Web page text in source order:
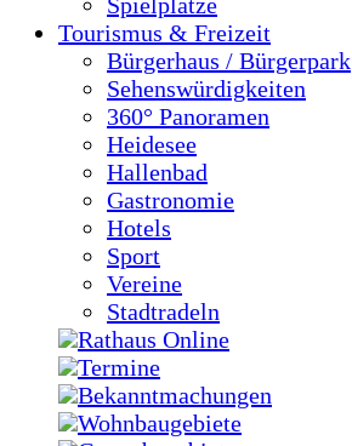
Tourismus & Freizeit
Bürgerhaus / Bürgerpark
Sehenswürdigkeiten
360° Panoramen
Heidesee
Hallenbad
Gastronomie
Hotels
Sport
Vereine
Stadtradeln
Rathaus Online
Termine
Bekanntmachungen
Wohnbaugebiete